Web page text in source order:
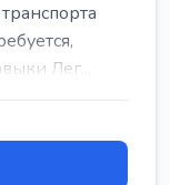
Лег...